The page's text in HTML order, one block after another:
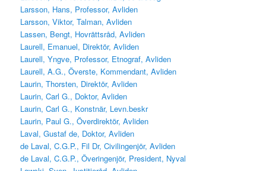
Larsson, Hans, Professor, Avliden
Larsson, Viktor, Talman, Avliden
Lassen, Bengt, Hovrättsråd, Avliden
Laurell, Emanuel, Direktör, Avliden
Laurell, Yngve, Professor, Etnograf, Avliden
Laurell, A.G., Överste, Kommendant, Avliden
Laurin, Thorsten, Direktör, Avliden
Laurin, Carl G., Doktor, Avliden
Laurin, Carl G., Konstnär, Levn.beskr
Laurin, Paul G., Överdirektör, Avliden
Laval, Gustaf de, Doktor, Avliden
de Laval, C.G.P., Fil Dr, Civilingenjör, Avliden
de Laval, C.G.P., Överingenjör, President, Nyval